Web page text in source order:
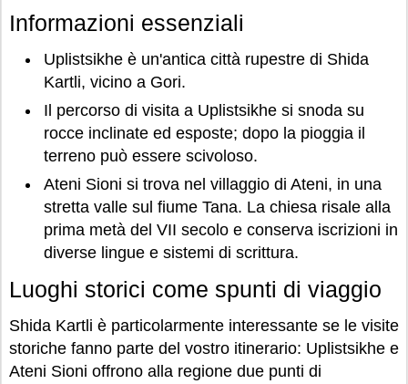
Informazioni essenziali
Uplistsikhe è un'antica città rupestre di Shida
Kartli, vicino a Gori.
Il percorso di visita a Uplistsikhe si snoda su
rocce inclinate ed esposte; dopo la pioggia il
terreno può essere scivoloso.
Ateni Sioni si trova nel villaggio di Ateni, in una
stretta valle sul fiume Tana. La chiesa risale alla
prima metà del VII secolo e conserva iscrizioni in
diverse lingue e sistemi di scrittura.
Luoghi storici come spunti di viaggio
Shida Kartli è particolarmente interessante se le visite
storiche fanno parte del vostro itinerario: Uplistsikhe e
Ateni Sioni offrono alla regione due punti di